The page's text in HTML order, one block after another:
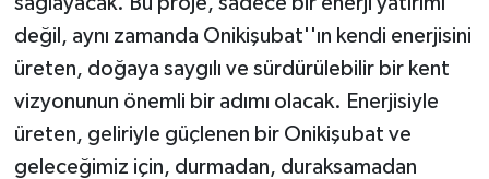
değil, aynı zamanda Onikişubat''ın kendi enerjisini
üreten, doğaya saygılı ve sürdürülebilir bir kent
vizyonunun önemli bir adımı olacak. Enerjisiyle
üreten, geliriyle güçlenen bir Onikişubat ve
geleceğimiz için, durmadan, duraksamadan